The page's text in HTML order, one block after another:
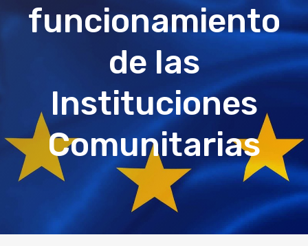
funcionamiento
de las
Instituciones
Comunitarias